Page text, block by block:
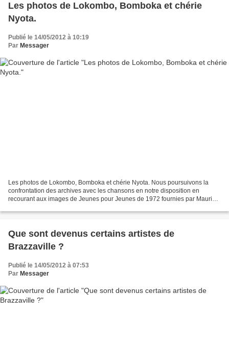
Les photos de Lokombo, Bomboka et chérie
Nyota.
Publié le 14/05/2012 à 10:19
Par Messager
Les photos de Lokombo, Bomboka et chérie Nyota. Nous poursuivons la
confrontation des archives avec les chansons en notre disposition en
recourant aux images de Jeunes pour Jeunes de 1972 fournies par Maurice
Que sont devenus certains artistes de
Brazzaville ?
Publié le 14/05/2012 à 07:53
Par Messager